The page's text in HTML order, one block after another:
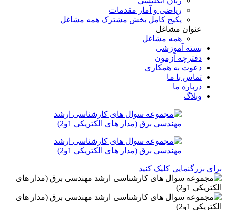
ریاضی و آمار مقدمات
پکیج کامل بخش مشترک همه مشاغل
عنوان مشاغل
همه مشاغل
بسته آموزشی
دفترچه آزمون
دعوت به همکاری
تماس با ما
درباره ما
وبلاگ
برای بزرگنمایی کلیک کنید